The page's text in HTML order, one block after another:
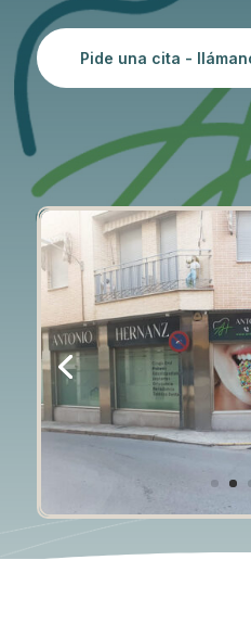
Pide una cita -